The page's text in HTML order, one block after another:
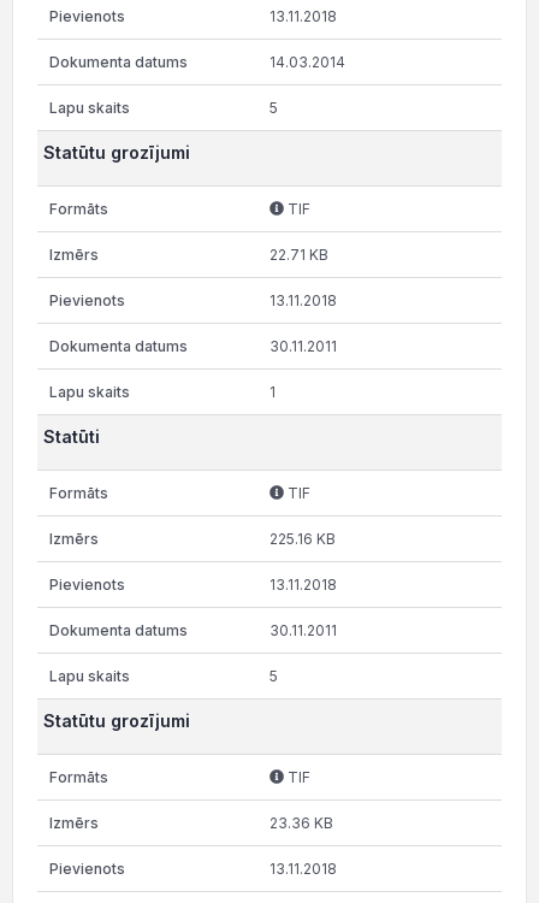
13.11.2018
14.03.2014
5
Statūtu grozījumi
TIF
22.71 KB
13.11.2018
30.11.2011
1
Statūti
TIF
225.16 KB
13.11.2018
30.11.2011
5
Statūtu grozījumi
TIF
23.36 KB
13.11.2018